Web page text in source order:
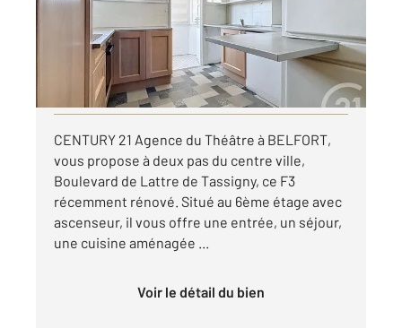
Appartement F3 à louer
680 €
par mois charges comprises
Visiter le site dédié
CENTURY 21 Agence du Théâtre à BELFORT,
vous propose à deux pas du centre ville,
Boulevard de Lattre de Tassigny, ce F3
récemment rénové. Situé au 6ème étage avec
ascenseur, il vous offre une entrée, un séjour,
une cuisine aménagée ...
Voir le détail du bien